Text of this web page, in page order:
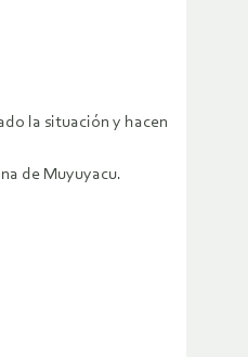
la situación y hacen
de Muyuyacu.